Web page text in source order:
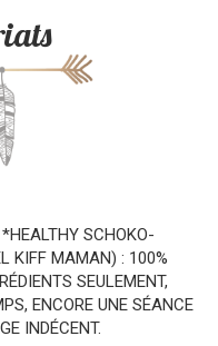
SCHOKO-
KIFF MAMAN) : 100%
SEULEMENT,
ENCORE UNE SÉANCE
INDÉCENT.